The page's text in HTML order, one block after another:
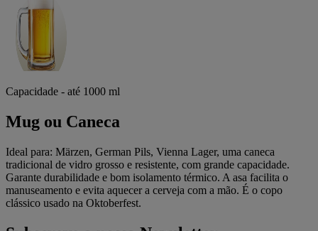
Capacidade - até 1000 ml
Mug ou Caneca
Ideal para: Märzen, German Pils, Vienna Lager, uma caneca
tradicional de vidro grosso e resistente, com grande capacidade.
Garante durabilidade e bom isolamento térmico. A asa facilita o
manuseamento e evita aquecer a cerveja com a mão. É o copo
clássico usado na Oktoberfest.